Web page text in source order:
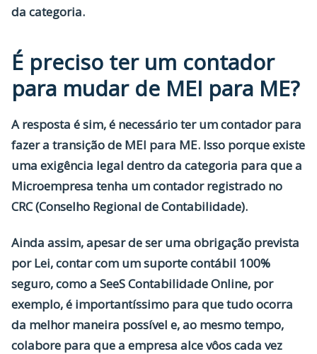
da categoria.
É preciso ter um contador
para mudar de MEI para ME?
A resposta é sim, é necessário ter um contadorpara
fazer a transição de MEI para ME. Isso porque existe
uma exigência legal dentro da categoria para que a
Microempresa tenha um contador registrado no
CRC (Conselho Regional de Contabilidade).
Ainda assim, apesar de ser uma obrigação prevista
por Lei, contar com um suporte contábil 100%
seguro, como a SeeS Contabilidade Online, por
exemplo, é importantíssimo para que tudo ocorra
da melhor maneira possível e, ao mesmo tempo,
colabore para que a empresa alce vôos cada vez